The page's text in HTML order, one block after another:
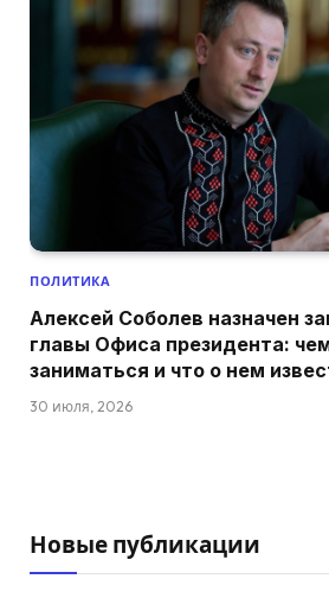
ПОЛИТИКА
Алексей Соболев назначен
главы Офиса президента:
заниматься и что о нем
30 июля, 2026
Новые публикации